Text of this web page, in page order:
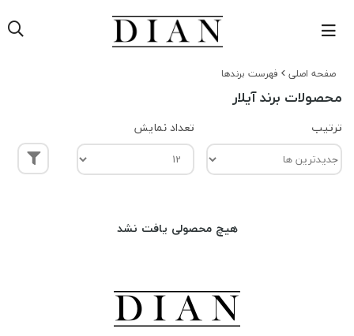
صفحه اصلی فهرست برندها
محصولات برند آیلار
ترتیب تعداد نمایش
هیچ محصولی یافت نشد